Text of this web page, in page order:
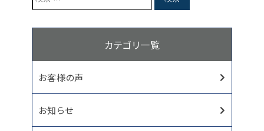
カテゴリ一覧
お客様の声
お知らせ